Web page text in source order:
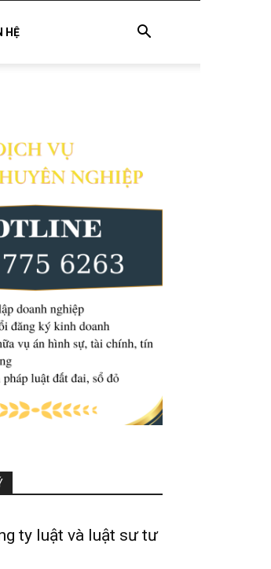
HỆ
ty luật và luật sư tư